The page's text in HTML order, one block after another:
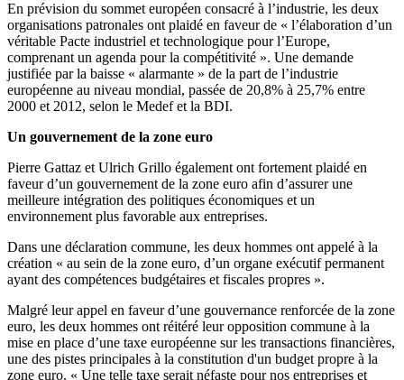
En prévision du sommet européen consacré à l’industrie, les deux
organisations patronales ont plaidé en faveur de « l’élaboration d’un
véritable Pacte industriel et technologique pour l’Europe,
comprenant un agenda pour la compétitivité ». Une demande
justifiée par la baisse « alarmante » de la part de l’industrie
européenne au niveau mondial, passée de 20,8% à 25,7% entre
2000 et 2012, selon le Medef et la BDI.
Un gouvernement de la zone euro
Pierre Gattaz et Ulrich Grillo également ont fortement plaidé en
faveur d’un gouvernement de la zone euro afin d’assurer une
meilleure intégration des politiques économiques et un
environnement plus favorable aux entreprises.
Dans une déclaration commune, les deux hommes ont appelé à la
création « au sein de la zone euro, d’un organe exécutif permanent
ayant des compétences budgétaires et fiscales propres ».
Malgré leur appel en faveur d’une gouvernance renforcée de la zone
euro, les deux hommes ont réitéré leur opposition commune à la
mise en place d’une taxe européenne sur les transactions financières,
une des pistes principales à la constitution d'un budget propre à la
zone euro. « Une telle taxe serait néfaste pour nos entreprises et